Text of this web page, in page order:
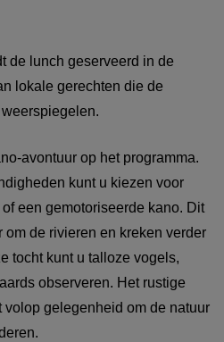
de lunch geserveerd in de
lokale gerechten die de
avontuur op het programma.
kunt u kiezen voor
een gemotoriseerde kano. Dit
de rivieren en kreken verder
tocht kunt u talloze vogels,
observeren. Het rustige
volop gelegenheid om de natuur